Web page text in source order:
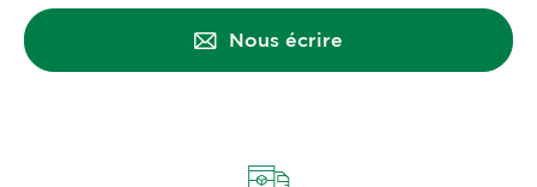
Nous écrire